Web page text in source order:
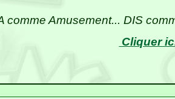
comme Amusement... DIS
Cliquer